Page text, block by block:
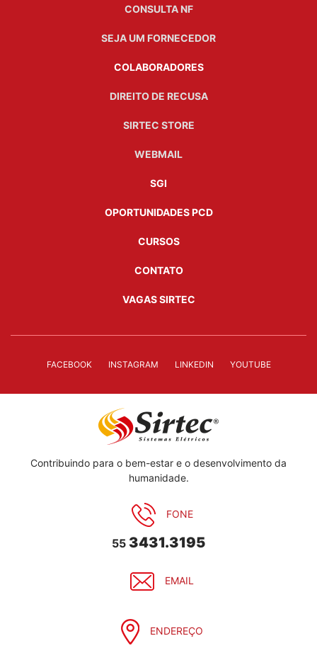
CONSULTA NF
SEJA UM FORNECEDOR
COLABORADORES
DIREITO DE RECUSA
SIRTEC STORE
WEBMAIL
SGI
OPORTUNIDADES PCD
CURSOS
CONTATO
VAGAS SIRTEC
FACEBOOK INSTAGRAM LINKEDIN YOUTUBE
Contribuindo para o bem-estar e o desenvolvimento da
humanidade.
FONE
55 3431.3195
EMAIL
ENDEREÇO